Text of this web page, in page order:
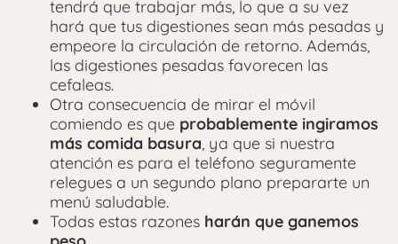
tendrá que trabajar más, lo que a su vez
hará que tus digestiones sean más pesadas y
empeore la circulación de retorno. Además,
las digestiones pesadas favorecen las
cefaleas.
Otra consecuencia de mirar el móvil
comiendo es que probablemente ingiramos
más comida basura, ya que si nuestra
atención es para el teléfono seguramente
relegues a un segundo plano prepararte un
menú saludable.
Todas estas razones harán que ganemos